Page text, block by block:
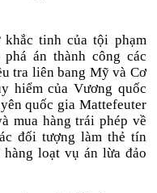
tinh của tội phạm
án thành công các
tra liên bang Mỹ và Cơ
hiểm của Vương quốc
quốc gia Mattefeuter
mua hàng trái phép về
đối tượng làm thẻ tín
loạt vụ án lừa đảo